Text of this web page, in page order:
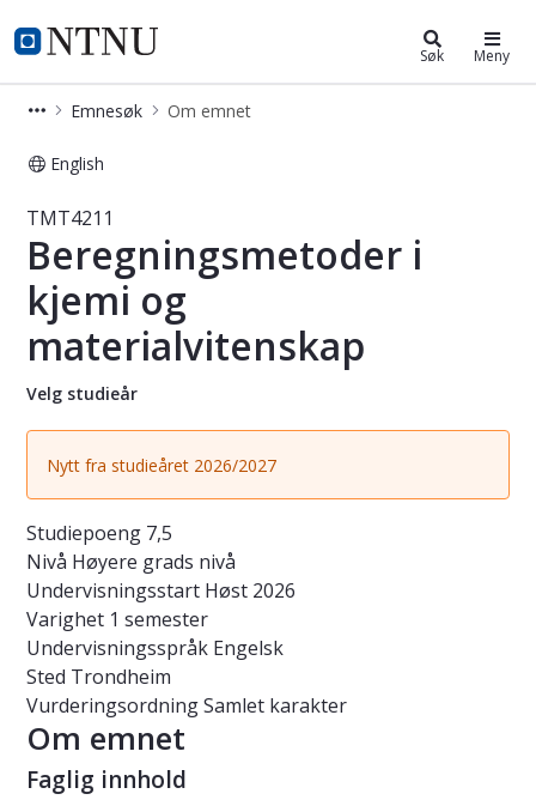
NTNU Hjemmeside
Studier Søk Meny
Emnesøk Om emnet
English
Emne - Beregningsmetoder i kjemi
TMT4211
Beregningsmetoder i
kjemi og
materialvitenskap
Velg studieår
Nytt fra studieåret 2026/2027
Studiepoeng 7,5
Nivå Høyere grads nivå
Undervisningsstart Høst 2026
Varighet 1 semester
Undervisningsspråk Engelsk
Sted Trondheim
VurderingsordningSamlet karakter
Om emnet
Faglig innhold